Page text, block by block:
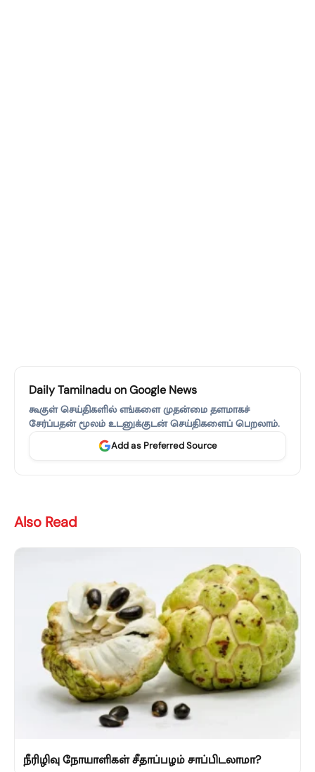
Daily Tamilnadu on Google News
கூகுள் செய்திகளில் எங்களை முதன்மை தளமாகச்
சேர்ப்பதன் மூலம் உடனுக்குடன் செய்திகளைப் பெறலாம்.
Add as Preferred Source
Also Read
நீரிழிவு நோயாளிகள் சீதாப்பழம் சாப்பிடலாமா?